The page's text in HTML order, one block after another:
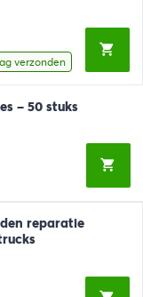
verzonden
– 50 stuks
reparatie